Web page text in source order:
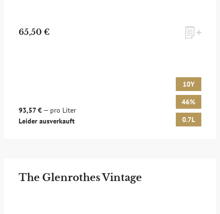
65,50 €
93,57 € — pro Liter
Leider ausverkauft
10Y
46%
0.7L
The Glenrothes Vintage